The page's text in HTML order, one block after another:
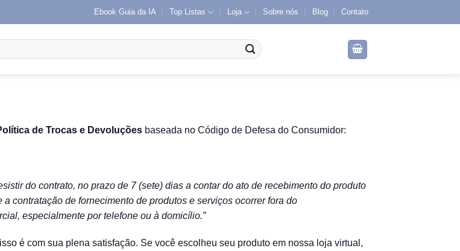
Ebook Guia da IA Top Listas Loja Sobre nós Blog Contato
de Trocas e Devoluçõesbaseada no Código de Defesa do Consumidor:
do contrato, no prazo de 7 (sete) dias a contar do ato de recebimento do produto
a contratação de fornecimento de produtos e serviços ocorrer fora do
especialmente por telefone ou à domicílio.”
é com sua plena satisfação. Se você escolheu seu produto em nossa loja virtual,